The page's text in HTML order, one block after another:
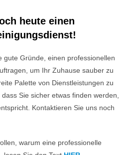
heute einen
gute Gründe, einen professionellen
um Ihr Zuhause sauber zu
Palette von Dienstleistungen zu
Sie sicher etwas finden werden,
Kontaktieren Sie uns noch
warum eine professionelle